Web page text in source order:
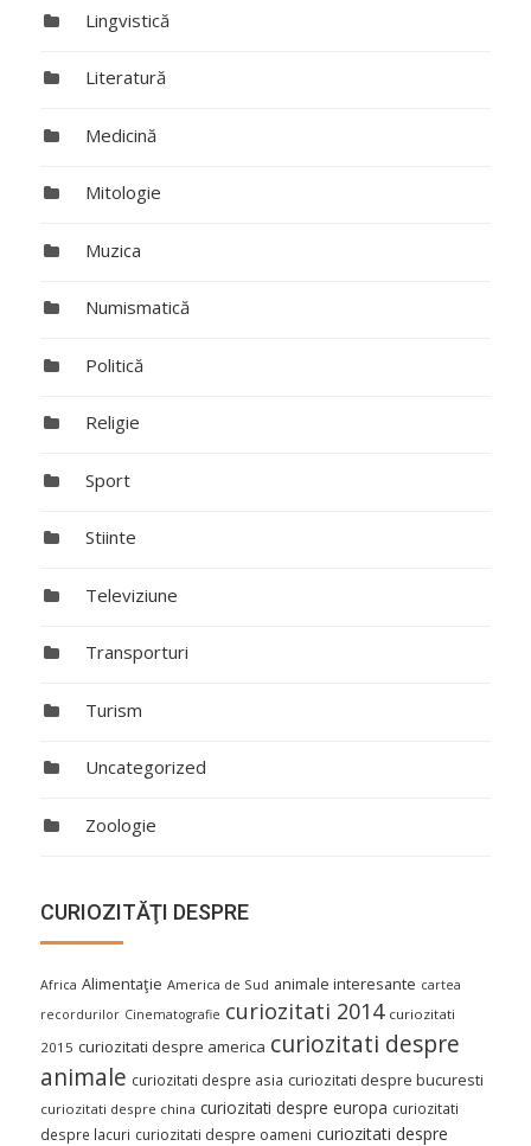
Lingvistică
Literatură
Medicină
Mitologie
Muzica
Numismatică
Politică
Religie
Sport
Stiinte
Televiziune
Transporturi
Turism
Uncategorized
Zoologie
CURIOZITĂŢI DESPRE
Africa Alimentaţie America de Sud animale interesante cartea
recordurilor Cinematografie curiozitati 2014 curiozitati
2015 curiozitati despre america curiozitati despre
animale curiozitati despre asia curiozitati despre bucuresti
curiozitati despre china curiozitati despre europa curiozitati
despre lacuri curiozitati despre oameni curiozitati despre